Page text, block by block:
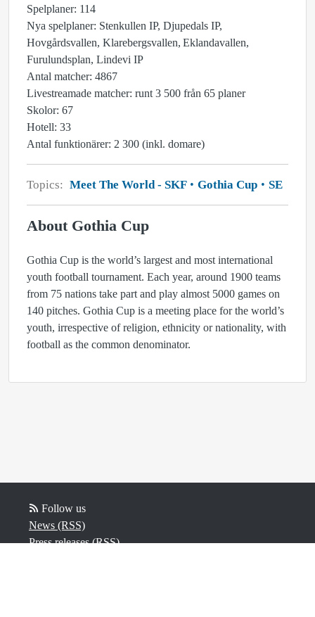
Spelplaner: 114
Nya spelplaner: Stenkullen IP, Djupedals IP,
Hovgårdsvallen, Klarebergsvallen, Eklandavallen,
Furulundsplan, Lindevi IP
Antal matcher: 4867
Livestreamade matcher: runt 3 500 från 65 planer
Skolor: 67
Hotell: 33
Antal funktionärer: 2 300 (inkl. domare)
Topics: Meet The World - SKF Gothia Cup SE
About Gothia Cup
Gothia Cup is the world’s largest and most international
youth football tournament. Each year, around 1900 teams
from 75 nations take part and play almost 5000 games on
140 pitches. Gothia Cup is a meeting place for the world’s
youth, irrespective of religion, ethnicity or nationality, with
football as the common denominator.
Follow us
News (RSS)
Press releases (RSS)